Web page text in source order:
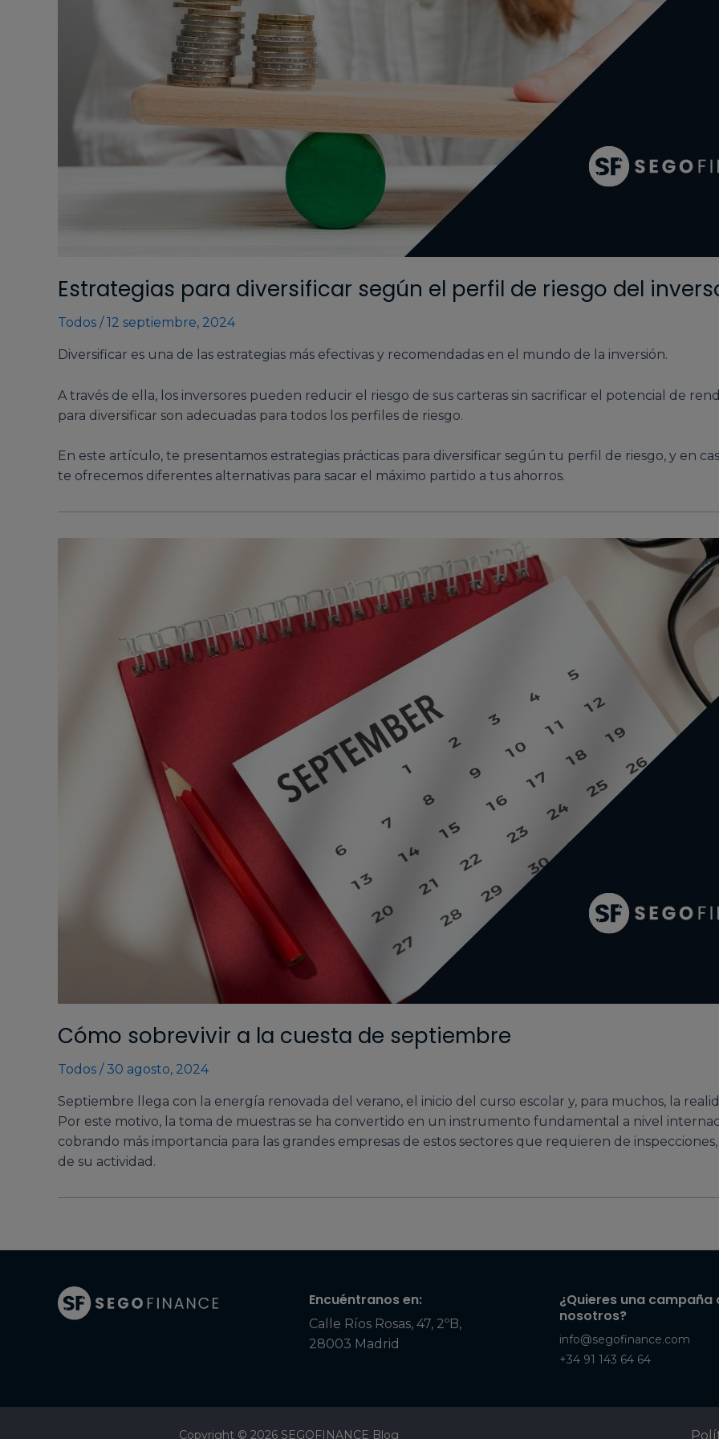
Estrategias para diversificar según el perfil de riesgo del
Todos /12 septiembre, 2024
Diversificar es una de las estrategias más efectivas y recomendadas en el mundo de la inversión.
A través de ella, los inversores pueden reducir el riesgo de sus carteras sin sacrificar el potencial de
para diversificar son adecuadas para todos los perfiles de riesgo.
En este artículo, te presentamos estrategias prácticas para diversificar según tu perfil de riesgo, y en
te ofrecemos diferentes alternativas para sacar el máximo partido a tus ahorros.
Cómo sobrevivir a la cuesta de septiembre
Todos / 30 agosto, 2024
Septiembre llega con la energía renovada del verano, el inicio del curso escolar y, para muchos, la
Por este motivo, la toma de muestras se ha convertido en un instrumento fundamental a nivel
cobrando más importancia para las grandes empresas de estos sectores que requieren de
de su actividad.
Encuéntranos en:
Calle Ríos Rosas, 47, 2ºB,
28003 Madrid
¿Quieres una campaña
nosotros?
info@segofinance.com
+34 91 143 64 64
Copyright © 2026 SEGOFINANCE Blog